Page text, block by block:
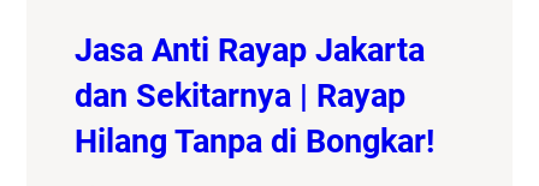
Jasa Anti Rayap Jakarta
dan Sekitarnya | Rayap
Hilang Tanpa di Bongkar!